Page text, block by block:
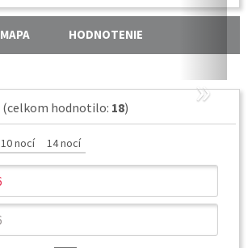
»
MAPA HODNOTENIE
(celkom hodnotilo: 18)
10 nocí 14 nocí